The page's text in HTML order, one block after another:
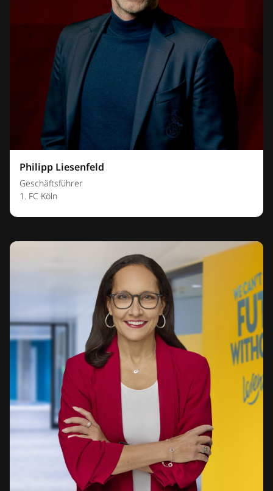
Philipp Liesenfeld
Geschäftsführer
1. FC Köln